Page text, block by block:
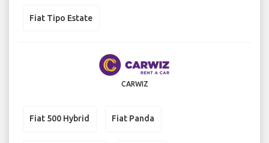
Fiat Tipo Estate
CARWIZ
Fiat 500 Hybrid Fiat Panda